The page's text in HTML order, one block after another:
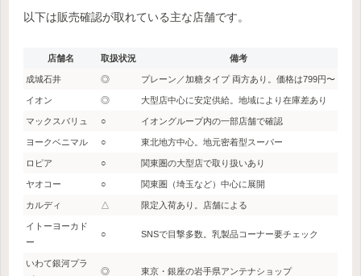
以下は販売確認が取れている主な店舗です。
店舗名 取扱状況 備考
成城石井 ◎ プレーン／加糖タイプ 両方あり。価格は799円〜
イオン ◎ 大型店中心に安定供給。地域により在庫差あり
マックスバリュ ○ イオングループ内の一部店舗で確認
ヨークベニマル ○ 東北地方中心。地元密着型スーパー
ロピア ○ 関東圏の大型店で取り扱いあり
ヤオコー ○ 関東圏（埼玉など）中心に展開
カルディ △ 限定入荷あり。店舗による
イトーヨーカド
ー
○ SNSで目撃多数。乳製品コーナー要チェック
いわて銀河プラ
◎ 東京・銀座の岩手県アンテナショップ